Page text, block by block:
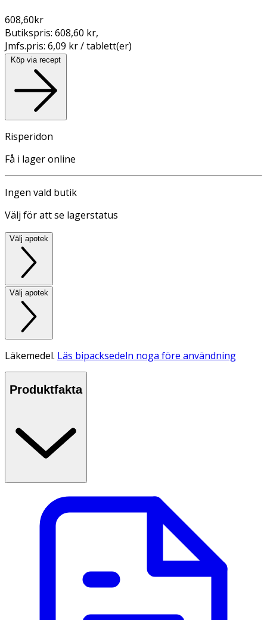
608,60kr
Butikspris: 608,60 kr,
Jmfs.pris: 6,09 kr / tablett(er)
Köp via recept
Risperidon
Få i lager online
Ingen vald butik
Välj för att se lagerstatus
Välj apotek
Välj apotek
Läkemedel. Läs bipacksedeln noga före användning
Produktfakta